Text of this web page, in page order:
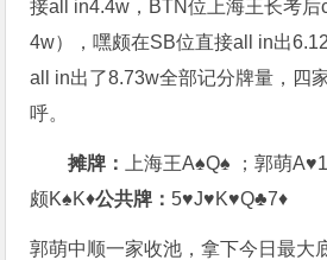
接all in4.4w，BTN位上海王长考
4w），嘿颇在SB位直接all in出
all in出了8.73w全部记分牌量，四
呼。
摊牌：
上海王A♠Q♠ ；郭萌
颇K♠K♦公共牌： 5♥J♥K♥Q♣7♦
郭萌中顺一家收池，拿下今日最大